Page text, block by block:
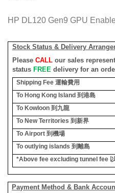
HP DL120 Gen9 GPU
Stock Status & Delivery
Please CALLour sales
status FREE delivery for an
Shipping Fee 運輸費用
To Hong Kong Island 到港島
To Kowloon 到九龍
To New Territories 到新界
To Airport 到機場
To outlying islands 到離島
*Above fee excluding tunnel fee
Payment Method & Bank